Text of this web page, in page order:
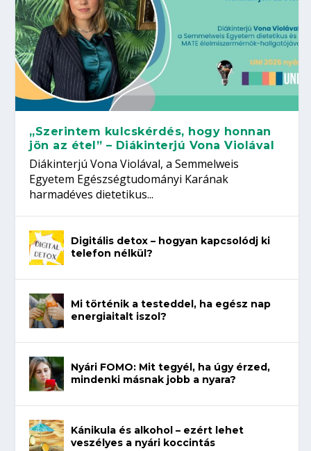
„Szerintem kulcskérdés, hogy honnan
jön az étel” – Diákinterjú Vona Violával
Diákinterjú Vona Violával, a Semmelweis
Egyetem Egészségtudományi Karának
harmadéves dietetikus...
Digitális detox – hogyan kapcsolódj ki
telefon nélkül?
Mi történik a testeddel, ha egész nap
energiaitalt iszol?
Nyári FOMO: Mit tegyél, ha úgy érzed,
mindenki másnak jobb a nyara?
Kánikula és alkohol – ezért lehet
veszélyes a nyári koccintás